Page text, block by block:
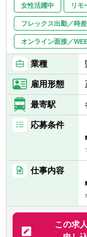
女性活躍中 リモ
フレックス出勤／時
オンライン面接／
業種
雇用形態
最寄駅
応募条件
仕事内容
この求